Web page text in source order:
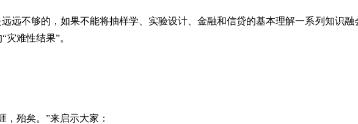
远不够的，如果不能将抽样学、实验设计、金融和信贷的基本理解一系列知识
难性结果”。
殆矣。”来启示大家：